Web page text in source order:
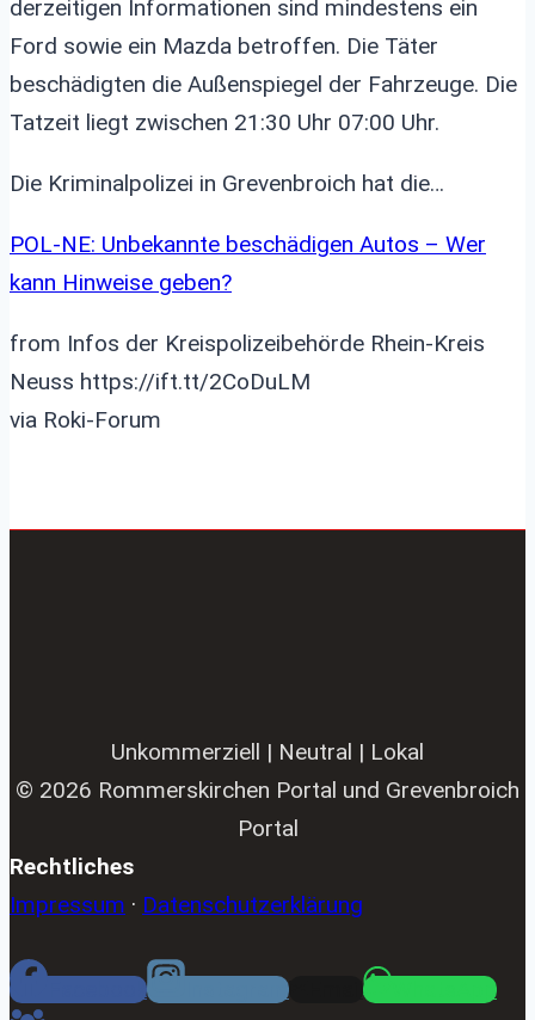
derzeitigen Informationen sind mindestens ein
Ford sowie ein Mazda betroffen. Die Täter
beschädigten die Außenspiegel der Fahrzeuge. Die
Tatzeit liegt zwischen 21:30 Uhr 07:00 Uhr.
Die Kriminalpolizei in Grevenbroich hat die…
POL-NE: Unbekannte beschädigen Autos – Wer
kann Hinweise geben?
from Infos der Kreispolizeibehörde Rhein-Kreis
Neuss https://ift.tt/2CoDuLM
via Roki-Forum
Unkommerziell | Neutral | Lokal
© 2026 Rommerskirchen Portal und Grevenbroich
Portal
Rechtliches
Impressum · Datenschutzerklärung
Facebook Instagram
WhatsApp